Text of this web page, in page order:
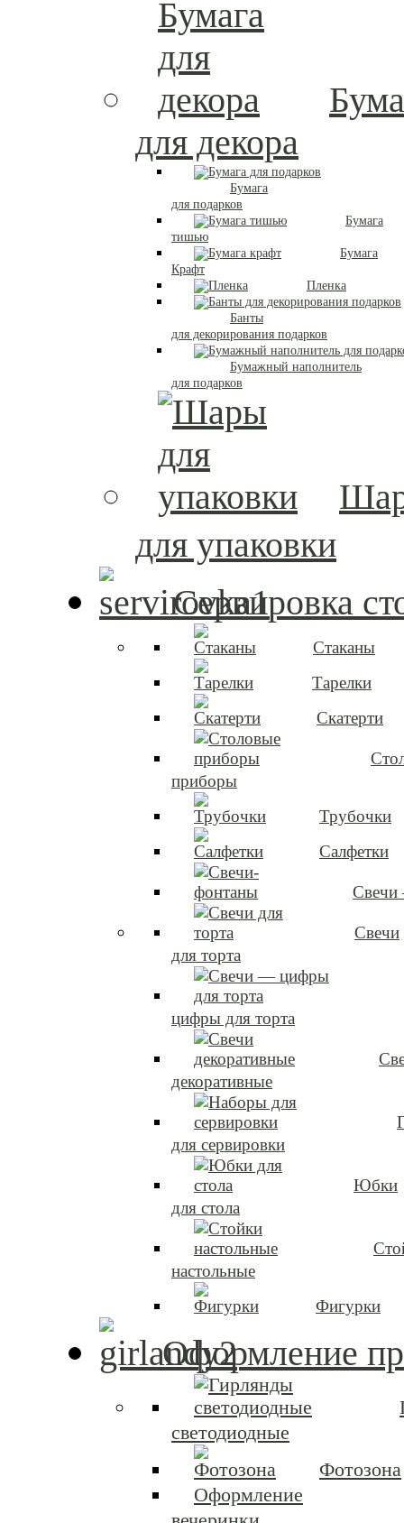
для декора
Бумага
для подарков
Бумага
тишью
Бумага
Крафт
Пленка
Банты
для декорирования подарков
Бумажный наполнитель
для подарков
для упаковки
Сервировка
Стаканы
Тарелки
Скатерти
приборы
Трубочки
Салфетки
Свечи
Свечи
для торта
цифры для торта
декоративные
для сервировки
Юбки
для стола
настольные
Фигурки
Оформление
светодиодные
Фотозона
Оформление